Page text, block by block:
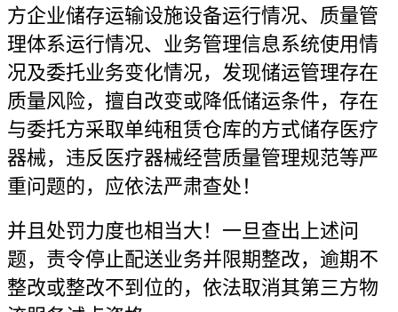
方企业储存运输设施设备运行情况、质量管
理体系运行情况、业务管理信息系统使用情
况及委托业务变化情况，发现储运管理存在
质量风险，擅自改变或降低储运条件，存在
与委托方采取单纯租赁仓库的方式储存医疗
器械，违反医疗器械经营质量管理规范等严
重问题的，应依法严肃查处！
并且处罚力度也相当大！一旦查出上述问
题，责令停止配送业务并限期整改，逾期不
整改或整改不到位的，依法取消其第三方物